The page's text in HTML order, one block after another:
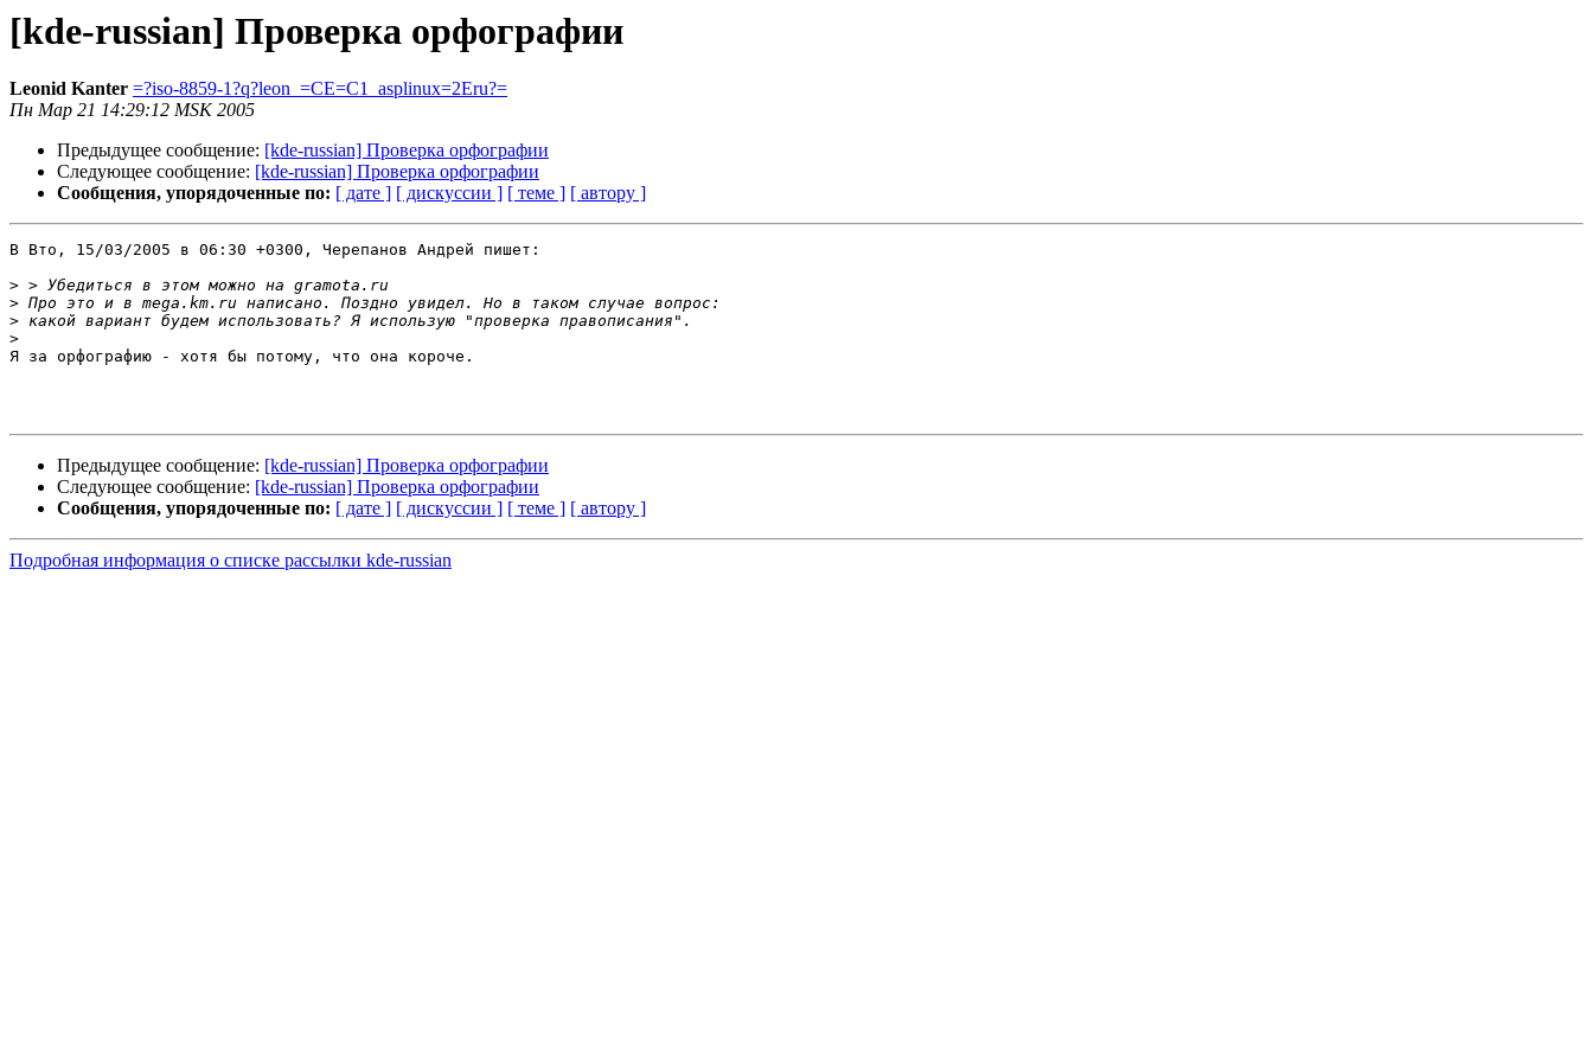
[kde-russian] Проверка орфографии
Leonid Kanter =?iso-8859-1?q?leon_=CE=C1_asplinux=2Eru?=
Пн Мар 21 14:29:12 MSK 2005
Предыдущее сообщение: [kde-russian] Проверка орфографии
Следующее сообщение: [kde-russian] Проверка орфографии
Сообщения, упорядоченные по: [ дате ] [ дискуссии ] [ теме ] [ автору ]
В Вто, 15/03/2005 в 06:30 +0300, Черепанов Андрей пишет:
>
>
>
>
Я за орфографию - хотя бы потому, что она короче.
Предыдущее сообщение: [kde-russian] Проверка орфографии
Следующее сообщение: [kde-russian] Проверка орфографии
Сообщения, упорядоченные по: [ дате ] [ дискуссии ] [ теме ] [ автору ]
Подробная информация о списке рассылки kde-russian